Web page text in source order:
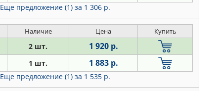
Еще предложение (1) за 1 306 р.
Наличие Цена Купить
2 шт. 1 920 р.
1 шт. 1 883 р.
Еще предложение (1) за 1 535 р.